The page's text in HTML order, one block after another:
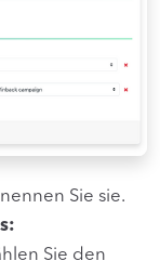
Sie sie.
Sie den